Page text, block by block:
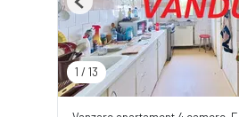
1 / 13
Previous